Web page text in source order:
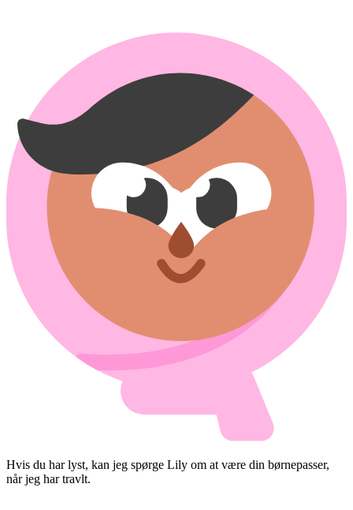
Hvis du har lyst, kan jeg spørge Lily om at være din børnepasser,
når jeg har travlt.